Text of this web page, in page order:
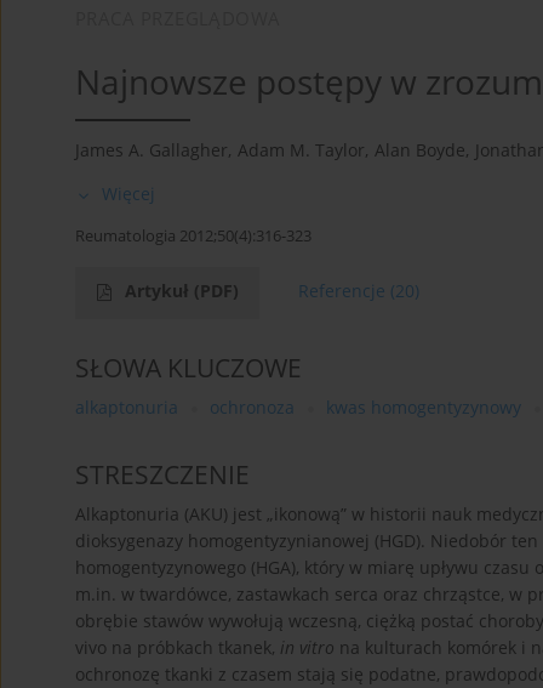
Najnowsze postępy w
James A. Gallagher, Adam M. Taylor, Alan Boyde,
Więcej
Reumatologia 2012;50(4):316-323
Artykuł (PDF) Referencje (20)
SŁOWA KLUCZOWE
alkaptonuria ochronoza kwas homogentyzynowy
STRESZCZENIE
Alkaptonuria (AKU) jest „ikonową” w historii nauk
dioksygenazy homogentyzynianowej (HGD). Niedobór
homogentyzynowego (HGA), który w miarę upływu
m.in. w twardówce, zastawkach serca oraz chrząstce, w
obrębie stawów wywołują wczesną, ciężką postać
vivo na próbkach tkanek, in vitro na kulturach komórek i
ochronozę tkanki z czasem stają się podatne,